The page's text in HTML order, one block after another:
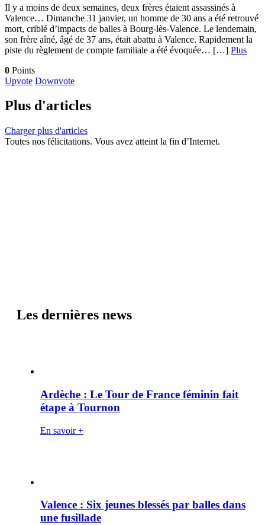
Il y a moins de deux semaines, deux frères étaient assassinés à
Valence… Dimanche 31 janvier, un homme de 30 ans a été retrouvé
mort, criblé d’impacts de balles à Bourg-lès-Valence. Le lendemain,
son frère aîné, âgé de 37 ans, était abattu à Valence. Rapidement la
piste du règlement de compte familiale a été évoquée… […] Plus
0 Points
Upvote Downvote
Plus d'articles
Charger plus d'articles
Toutes nos félicitations. Vous avez atteint la fin d’Internet.
Les dernières news
Ardèche : Le Tour de France féminin fait
étape à Tournon
En savoir +
Valence : Six jeunes blessés par balles dans
une fusillade